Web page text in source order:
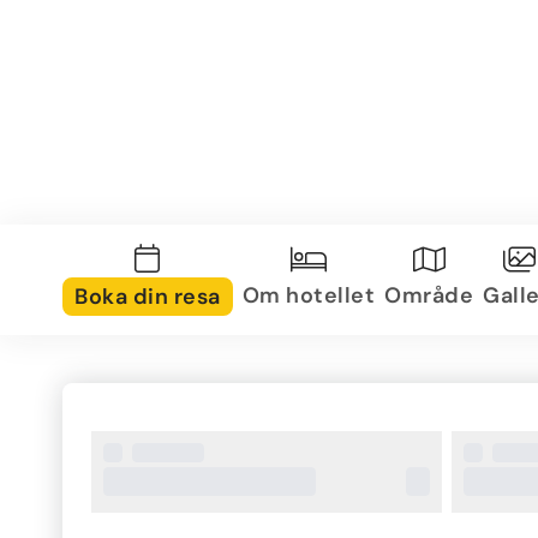
Boka din resa Om hotellet Område